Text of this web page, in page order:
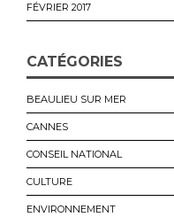
FÉVRIER 2017
CATÉGORIES
BEAULIEU SUR MER
CANNES
CONSEIL NATIONAL
CULTURE
ENVIRONNEMENT